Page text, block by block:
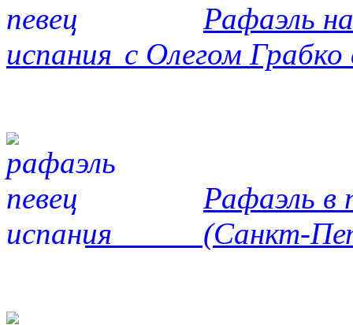
Рафаэль
с Олегом Грабко в
Рафаэль в
(Санкт-